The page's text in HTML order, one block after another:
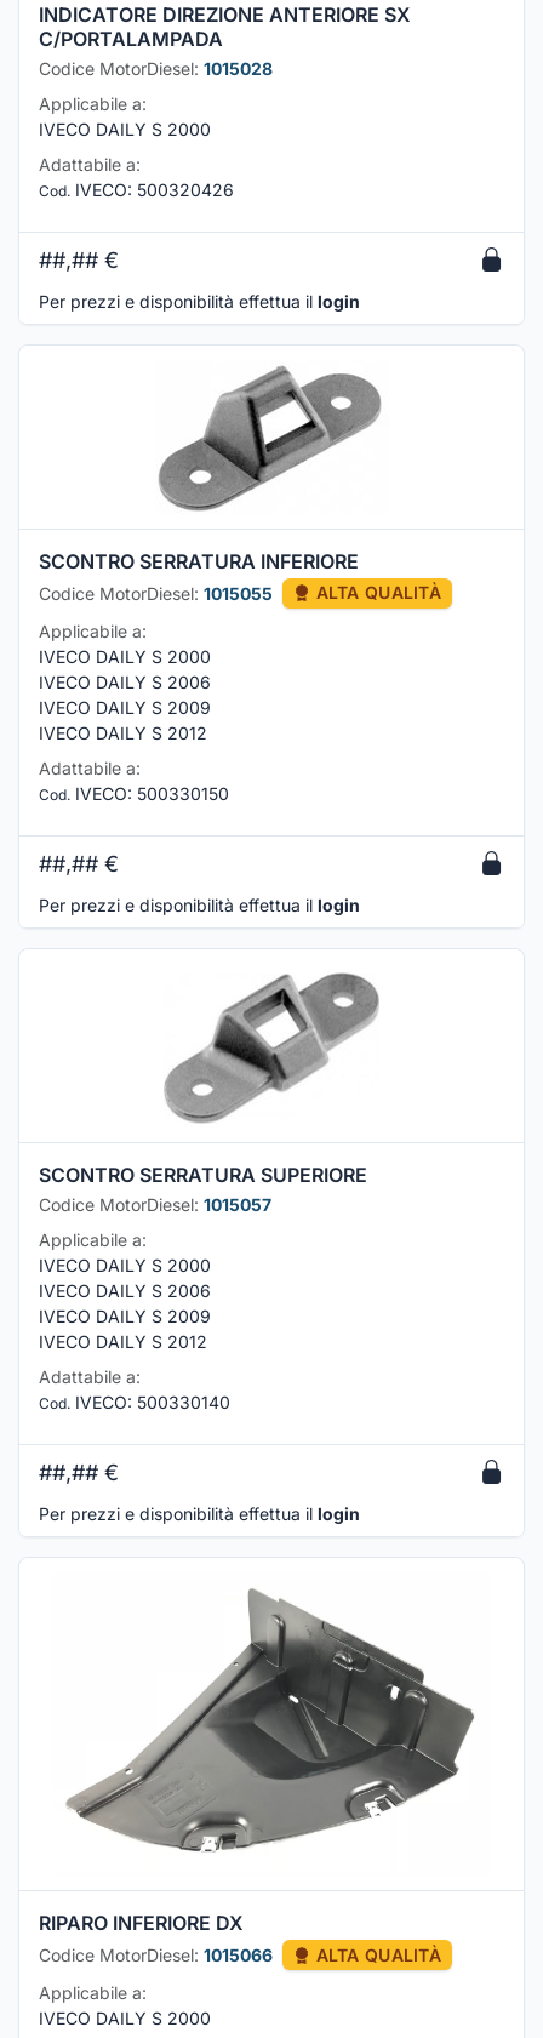
INDICATORE DIREZIONE ANTERIORE SX
C/PORTALAMPADA
Codice MotorDiesel: 1015028
Applicabile a:
IVECO DAILY S 2000
Adattabile a:
Cod. IVECO: 500320426
##,## €
Per prezzi e disponibilità effettua il login
SCONTRO SERRATURA INFERIORE
Codice MotorDiesel: 1015055
ALTA QUALITÀ
Applicabile a:
IVECO DAILY S 2000
IVECO DAILY S 2006
IVECO DAILY S 2009
IVECO DAILY S 2012
Adattabile a:
Cod. IVECO: 500330150
##,## €
Per prezzi e disponibilità effettua il login
SCONTRO SERRATURA SUPERIORE
Codice MotorDiesel: 1015057
Applicabile a:
IVECO DAILY S 2000
IVECO DAILY S 2006
IVECO DAILY S 2009
IVECO DAILY S 2012
Adattabile a:
Cod. IVECO: 500330140
##,## €
Per prezzi e disponibilità effettua il login
RIPARO INFERIORE DX
Codice MotorDiesel: 1015066
ALTA QUALITÀ
Applicabile a:
IVECO DAILY S 2000